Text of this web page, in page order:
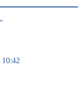
10:42